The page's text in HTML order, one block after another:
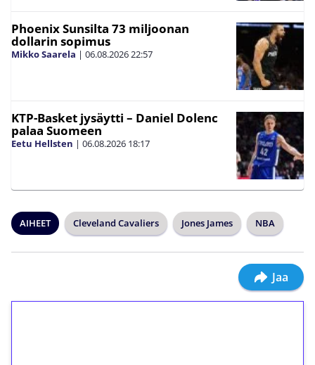
Phoenix Sunsilta 73 miljoonan
dollarin sopimus
Mikko Saarela | 06.08.202622:57
KTP-Basket jysäytti – Daniel Dolenc
palaa Suomeen
Eetu Hellsten | 06.08.2026 18:17
AIHEET Cleveland Cavaliers Jones James NBA
Jaa